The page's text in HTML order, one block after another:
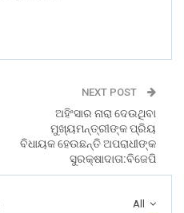
NEXT POST
ଅହିଂସାର ନାରା ଦେଉଥିବା
ମୁଖ୍ୟମନ୍ତ୍ରୀଙ୍କ ପ୍ରିୟ
ବିଧାୟକ ହେଉଛନ୍ତି ଅପରାଧୀଙ୍କ
ସୁରକ୍ଷାଦାତା:ବିଜେପି
All